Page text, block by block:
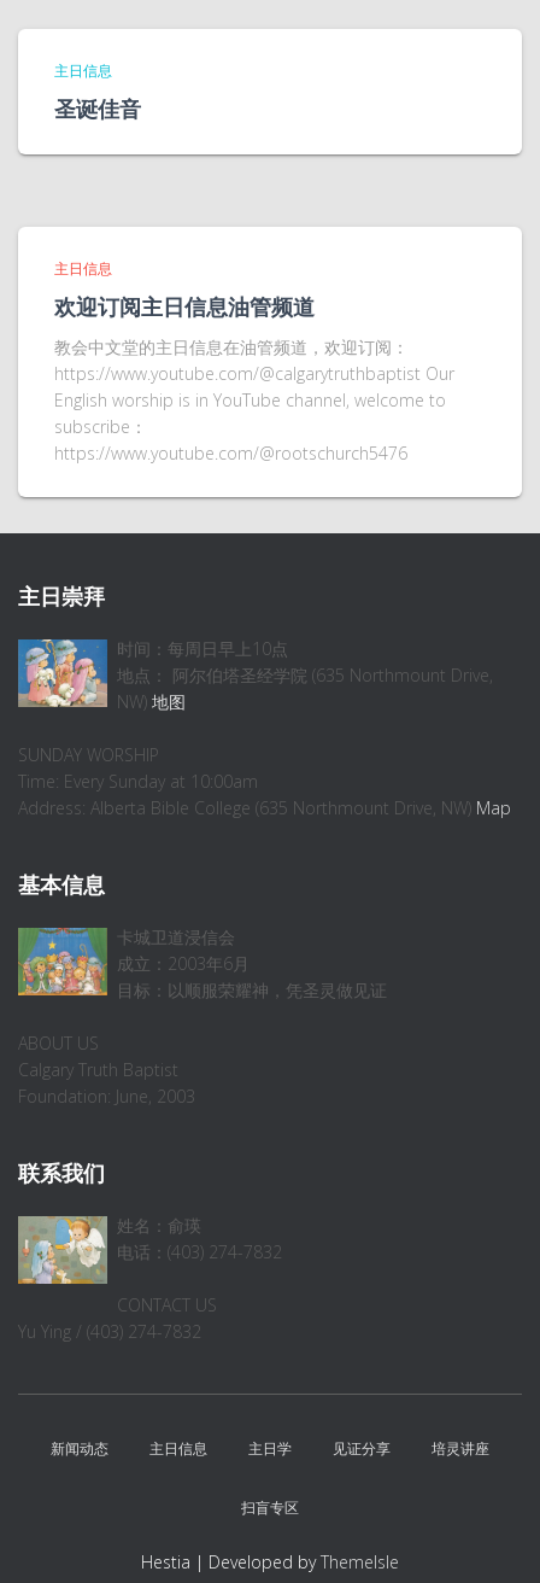
主日信息
圣诞佳音
主日信息
欢迎订阅主日信息油管频道
教会中文堂的主日信息在油管频道，欢迎订阅：
https://www.youtube.com/@calgarytruthbaptist Our
English worship is in YouTube channel, welcome to
subscribe：
https://www.youtube.com/@rootschurch5476
主日崇拜
时间：每周日早上10点
地点： 阿尔伯塔圣经学院 (635 Northmount Drive,
NW) 地图
SUNDAY WORSHIP
Time: Every Sunday at 10:00am
Address: Alberta Bible College (635 Northmount Drive, NW) Map
基本信息
卡城卫道浸信会
成立：2003年6月
目标：以顺服荣耀神，凭圣灵做见证
ABOUT US
Calgary Truth Baptist
Foundation: June, 2003
联系我们
姓名：俞瑛
电话：(403) 274-7832
CONTACT US
Yu Ying / (403) 274-7832
新闻动态 主日信息 主日学 见证分享 培灵讲座
扫盲专区
Hestia | Developed byThemeIsle